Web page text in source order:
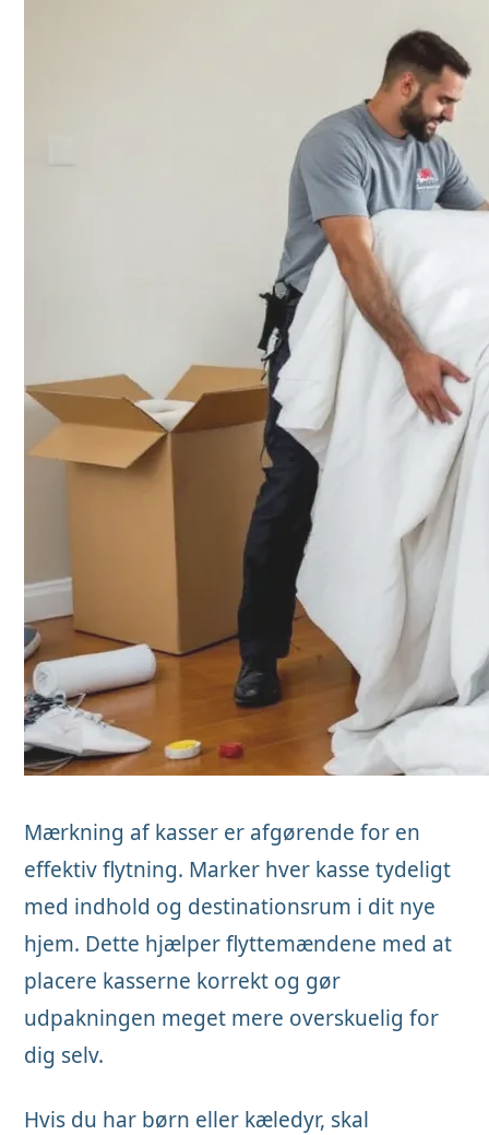
Mærkning af kasser er afgørende for en
effektiv flytning. Marker hver kasse tydeligt
med indhold og destinationsrum i dit nye
hjem. Dette hjælper flyttemændene med at
placere kasserne korrekt og gør
udpakningen meget mere overskuelig for
dig selv.
Hvis du har børn eller kæledyr, skal